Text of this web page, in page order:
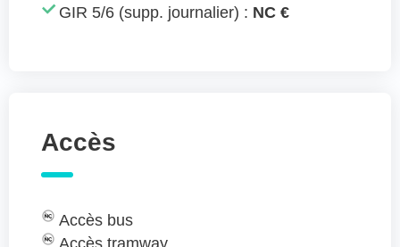
GIR 5/6 (supp. journalier) : NC €
Accès
Accès bus